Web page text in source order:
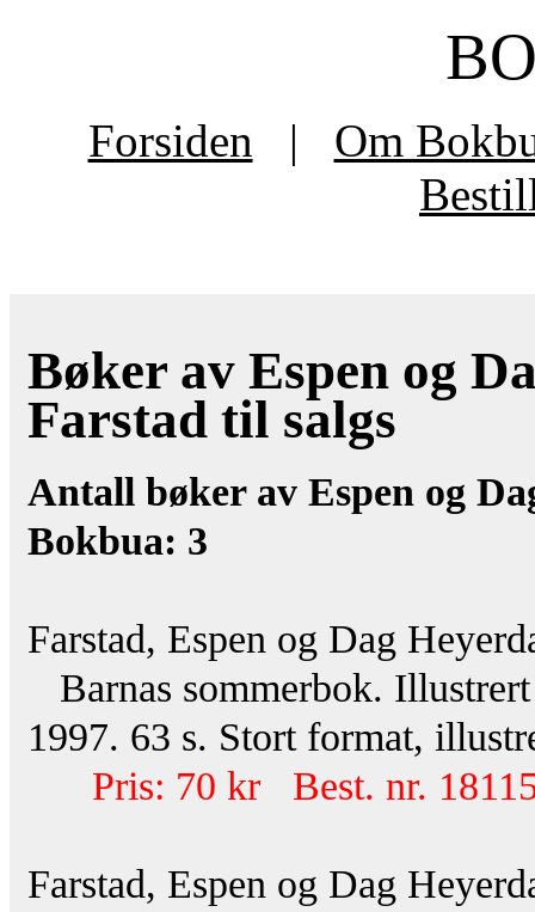
Forsiden |
Om
Bøker av Espen og
Farstad til salgs
Antall bøker av Espen og
Bokbua: 3
Farstad, Espen og Dag
Barnas sommerbok.
1997. 63 s. Stort format,
Pris: 70 kr Best. nr.
Farstad, Espen og Dag